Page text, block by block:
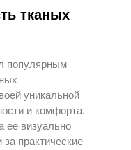
тканых
популярным
уникальной
и комфорта.
ее визуально
практические